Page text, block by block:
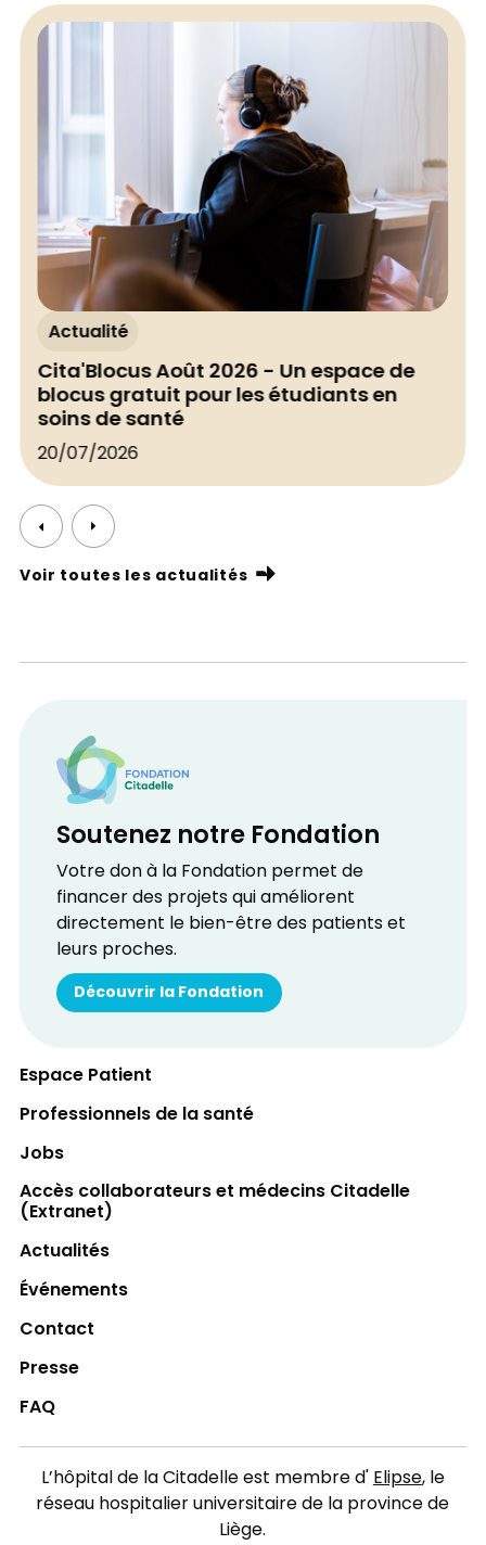
Actualité
Cita'Blocus Août 2026 - Un espace de
blocus gratuit pour les étudiants en
soins de santé
20/07/2026
Voir toutes les actualités
Soutenez notre Fondation
Votre don à la Fondation permet de
financer des projets qui améliorent
directement le bien-être des patients et
leurs proches.
Découvrir la Fondation
Espace Patient
Professionnels de la santé
Jobs
Accès collaborateurs et médecins Citadelle
(Extranet)
Actualités
Événements
Contact
Presse
FAQ
L’hôpital de la Citadelle est membre d'Elipse, le
réseau hospitalier universitaire de la province de
Liège.